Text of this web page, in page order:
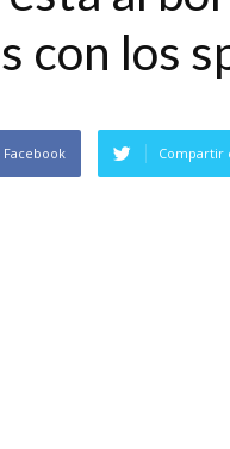
con los
Compartir